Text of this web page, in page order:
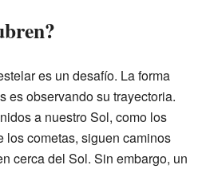
es un desafío. La forma
es observando su trayectoria.
a nuestro Sol, como los
los cometas, siguen caminos
cerca del Sol. Sin embargo, un